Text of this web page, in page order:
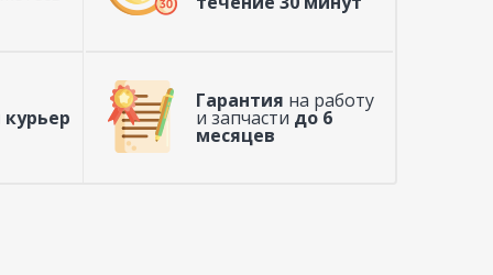
Гарантия на работу
и запчасти до 6
месяцев